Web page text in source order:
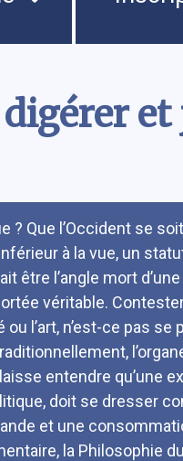
Que l’Occident se
à la vue, un
être l’angle mort
véritable.
l’art, n’est-ce pas
entendre qu’une
doit se dresser
et une
la Philosophie